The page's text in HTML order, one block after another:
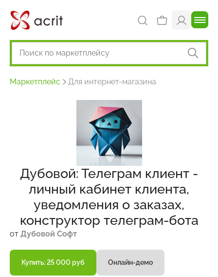
Маркетплейс Для интернет-магазина
Дубовой: Телеграм клиент -
личный кабинет клиента,
уведомления о заказах,
конструктор телеграм-бота
от Дубовой Софт
Купить: 25 000 руб Онлайн-демо